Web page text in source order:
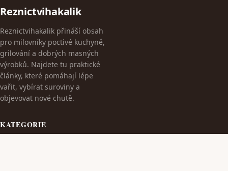
Reznictvihakalik
Reznictvihakalik přináší obsah
pro milovníky poctivé kuchyně,
grilování a dobrých masných
výrobků. Najdete tu praktické
články, které pomáhají lépe
vařit, vybírat suroviny a
objevovat nové chutě.
KATEGORIE